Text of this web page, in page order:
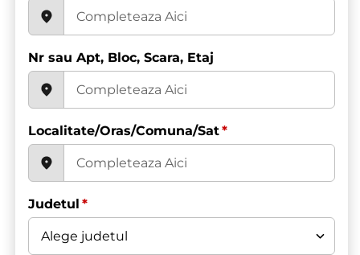
Nr sau Apt, Bloc, Scara, Etaj
Localitate/Oras/Comuna/Sat*
Judetul *